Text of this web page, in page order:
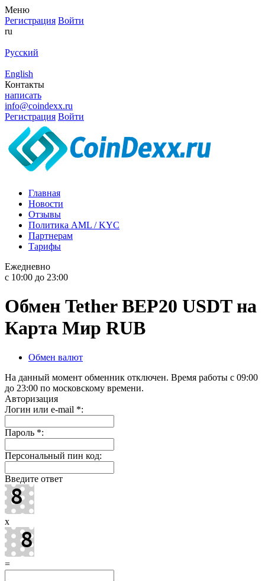
Меню
Регистрация Войти
ru
Русский
English
Контакты
написать
info@coindexx.ru
Регистрация Войти
Главная
Новости
Отзывы
Политика AML / KYC
Партнерам
Тарифы
Ежедневно
с 10:00 до 23:00
Обмен Tether BEP20 USDT на
Карта Мир RUB
Обмен валют
На данный момент обменник отключен. Время работы с 09:00
до 23:00 по московскому времени.
Авторизация
Логин или e-mail *:
Пароль *:
Персональный пин код:
Введите ответ
x
=